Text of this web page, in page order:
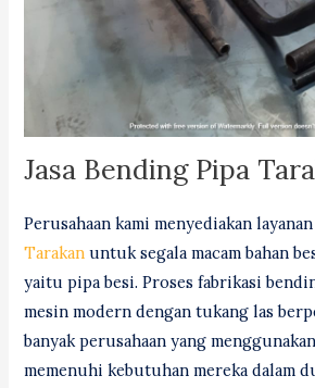
Jasa Bending Pipa
Perusahaan kami menyediakan
Tarakan untuk segala macam bahan
yaitu pipa besi. Proses fabrikasi
mesin modern dengan tukang las
banyak perusahaan yang
memenuhi kebutuhan mereka dalam